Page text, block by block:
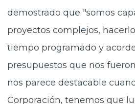
demostrado que "somos
proyectos complejos,
tiempo programado y
presupuestos que nos
nos parece destacable
Corporación, tenemos que